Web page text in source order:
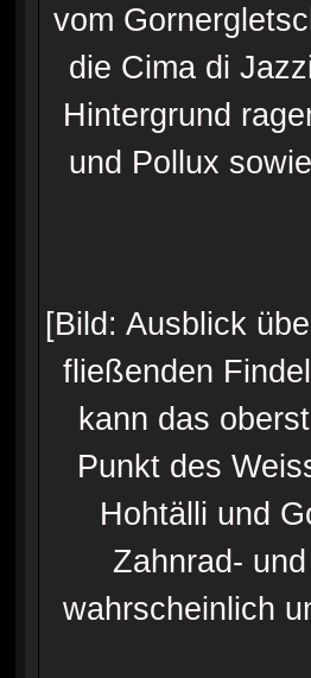
vom
die Cima di
Hintergrund
und Pollux
[Bild: Ausblick
fließenden
kann das
Punkt des
Hohtälli und
Zahnrad-
wahrscheinlich